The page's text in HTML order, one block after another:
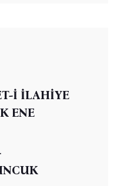
İ İLAHİYE
ENE